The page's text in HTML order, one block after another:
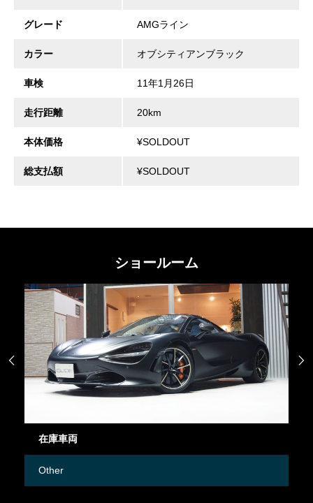
グレード AMGライン
カラー オブシティアンブラック
車検 11年1月26日
走行距離 20km
本体価格 ¥SOLDOUT
総支払額 ¥SOLDOUT
ショールーム
在庫車両
Other
 